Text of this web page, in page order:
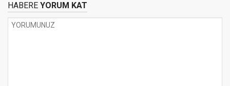
HABERE YORUM KAT